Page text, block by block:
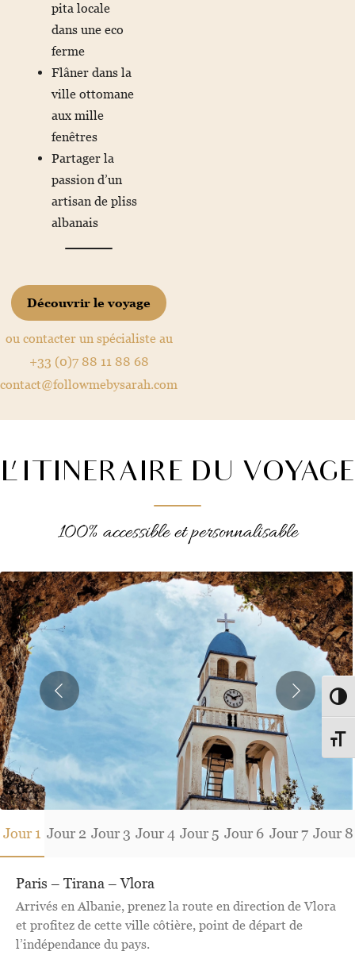
pita locale
dans une eco
ferme
Flâner dans la
ville ottomane
aux mille
fenêtres
Partager la
passion d’un
artisan de pliss
albanais
Découvrir le voyage
ou contacter un spécialiste au
+33 (0)7 88 11 88 68
contact@followmebysarah.com
L'ITINERAIRE DU VOYAGE
100% accessible et personnalisable
Jour 1
Jour 1
Jour 1 Jour 2
Jour 1 Jour 3
Jour 1 Jour 4
Jour 1 Jour 5
Jour 1 Jour 6
Jour 1 Jour 7
Jour 1 Jour 8
Paris – Tirana – Vlora
Arrivés en Albanie, prenez la route en direction de Vlora
et profitez de cette ville côtière, point de départ de
l’indépendance du pays.